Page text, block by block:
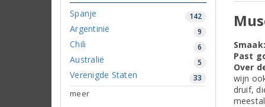
Spanje 142
Argentinië 9
Chili 6
Australië 5
Verenigde Staten 33
meer
Smaak:
Past
Over
wijn
druif,